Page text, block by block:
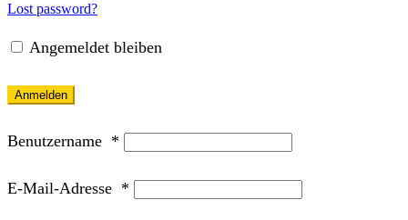
Lost password?
Angemeldet bleiben
Anmelden
Benutzername *
E-Mail-Adresse *